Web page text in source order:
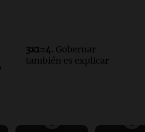
3x1=4. Gobernar
también es explicar